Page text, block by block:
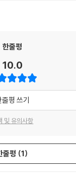
한줄평
10.0
줄평 쓰기
및 유의사항
줄평 1